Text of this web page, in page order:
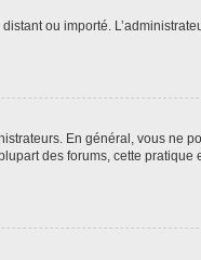
ou importé.
En général, vous ne
des forums, cette